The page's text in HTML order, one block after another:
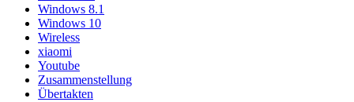
Windows 8.1
Windows 10
Wireless
xiaomi
Youtube
Zusammenstellung
Übertakten